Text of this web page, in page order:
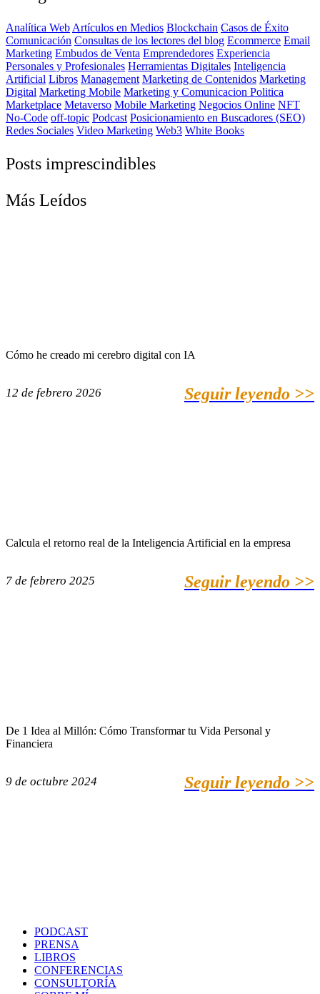
Analítica Web Artículos en Medios Blockchain Casos de Éxito
Comunicación Consultas de los lectores del blog Ecommerce Email
Marketing Embudos de Venta Emprendedores Experiencia
Personales y Profesionales Herramientas Digitales Inteligencia
Artificial Libros Management Marketing de Contenidos Marketing
Digital Marketing Mobile Marketing y Comunicacion Politica
Marketplace Metaverso Mobile Marketing Negocios Online NFT
No-Code off-topic Podcast Posicionamiento en Buscadores (SEO)
Redes Sociales Video Marketing Web3 White Books
Posts imprescindibles
Más Leídos
Cómo he creado mi cerebro digital con IA
12 de febrero 2026 Seguir leyendo >>
Calcula el retorno real de la Inteligencia Artificial en la empresa
7 de febrero 2025 Seguir leyendo >>
De 1 Idea al Millón: Cómo Transformar tu Vida Personal y
Financiera
9 de octubre 2024 Seguir leyendo >>
PODCAST
PRENSA
LIBROS
CONFERENCIAS
CONSULTORÍA